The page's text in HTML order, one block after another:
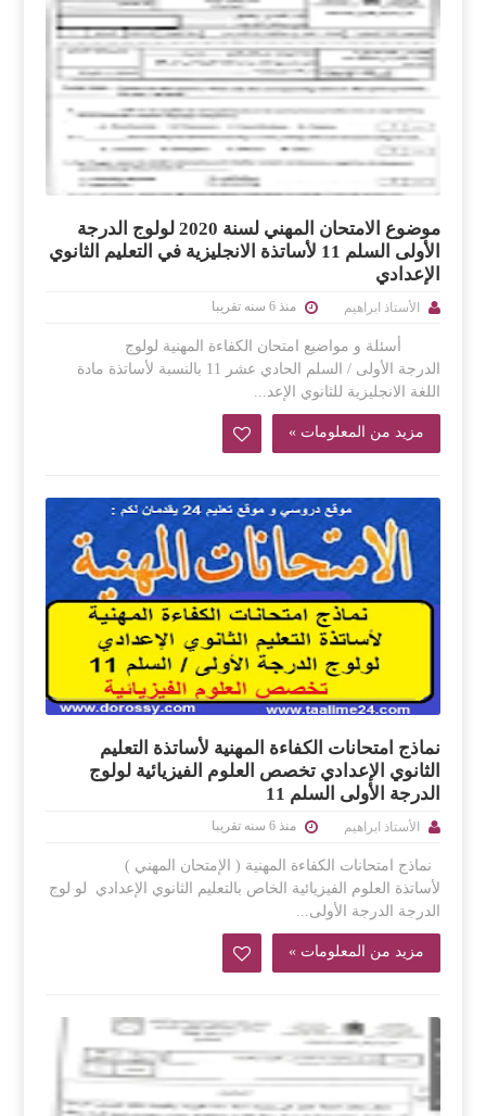
موضوع الامتحان المهني لسنة 2020 لولوج الدرجة
الأولى السلم 11 لأساتذة الانجليزية في التعليم الثانوي
الإعدادي
الأستاذ ابراهيم منذ 6 سنه تقريبا
أسئلة و مواضيع امتحان الكفاءة المهنية لولوج
الدرجة الأولى / السلم الحادي عشر 11 بالنسبة لأساتذة مادة
اللغة الانجليزية للثانوي الإعد...
مزيد من المعلومات »
نماذج امتحانات الكفاءة المهنية لأساتذة التعليم
الثانوي الإعدادي تخصص العلوم الفيزيائية لولوج
الدرجة الأولى السلم 11
الأستاذ ابراهيم منذ 6 سنه تقريبا
نماذج امتحانات الكفاءة المهنية ( الإمتحان المهني )
لأساتذة العلوم الفيزيائية الخاص بالتعليم الثانوي الإعدادي لو لوج
الدرجة الدرجة الأولى...
مزيد من المعلومات »